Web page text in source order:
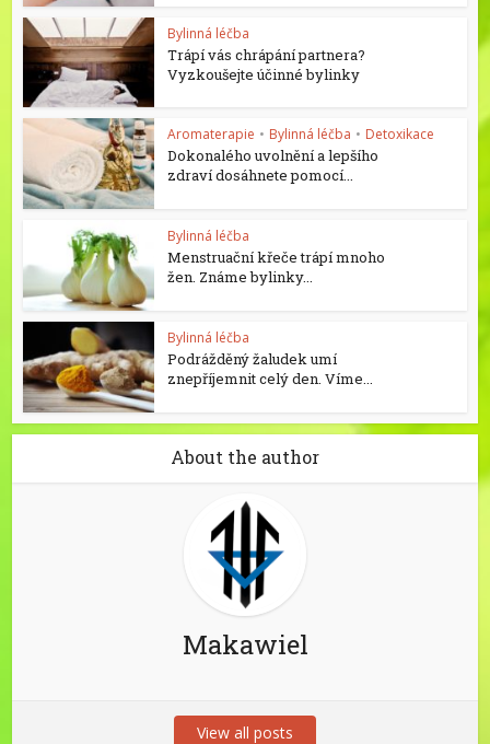
Bylinná léčba
Trápí vás chrápání partnera?
Vyzkoušejte účinné bylinky
Aromaterapie • Bylinná léčba • Detoxikace
Dokonalého uvolnění a lepšího
zdraví dosáhnete pomocí...
Bylinná léčba
Menstruační křeče trápí mnoho
žen. Známe bylinky...
Bylinná léčba
Podrážděný žaludek umí
znepříjemnit celý den. Víme...
About the author
Makawiel
View all posts